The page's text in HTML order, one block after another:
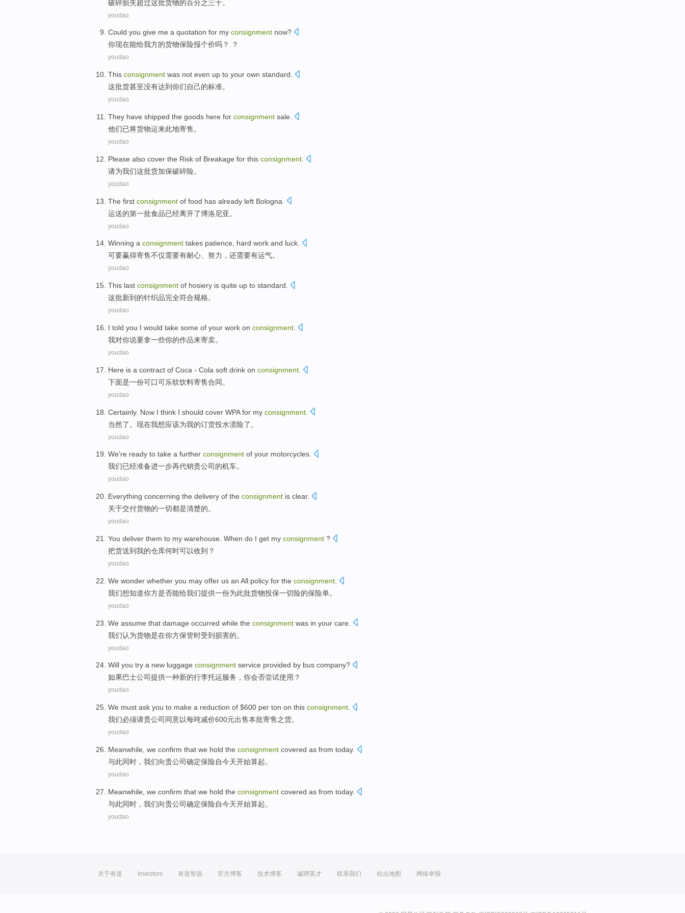
破碎损失超过这批货物的百分之三十。
youdao
Could you give me a quotation for my consignment now?
你现在能给我方的货物保险报个价吗？ ？
youdao
This consignment was not even up to your own standard
这批货甚至没有达到你们自己的标准。
youdao
They have shipped the goods here for consignment sale
他们已将货物运来此地寄售。
youdao
Please also cover the Risk of Breakage for this consignment
请为我们这批货加保破碎险。
youdao
The first consignment of food has already left Bologna
运送的第一批食品已经离开了博洛尼亚。
youdao
Winning a consignment takes patience, hard work and luck.
可要赢得寄售不仅需要有耐心、 努力 ，还需要有运气。
youdao
This last consignment of hosiery is quite up to standard
这批新到 的针织品完全符合规格。
youdao
I told you I would take some of your work on consignment
我对你说要拿一些你的作品来寄卖。
youdao
Here is a contract of Coca - Cola soft drink on consignment
下面是一份可口可乐软饮料寄售合同。
youdao
Certainly. Now I think I should cover WPA for my consignment
当然了。 现在我想应该为我的订货投水渍险了。
youdao
We're ready to take a further consignment of your motorcycles.
我们已经准备进一步再代销贵公司 的机车。
youdao
Everything concerning the delivery of the consignment is clear.
关于交付货物的一切都是清楚的。
youdao
You deliver them to my warehouse . When do I get my consignment ?
把货送到我的仓库何时可以收到 ？
youdao
We wonder whether you may offer us an All policy for the consignment
我们想知道你方是否能给我们提供一份为此批货物投保一切险的保险单。
youdao
We assume that damage occurred while the consignment was in your care
我们认为货物是在你方保管时受到损害的。
youdao
Will you try a new luggage consignment service provided by bus company?
如果巴士公司提供一种新的行李托运服务 ， 你会否尝试使用 ？
youdao
We must ask you to make a reduction of $600 per ton on this consignment
我们必须请贵公司同意以每吨减价600元出售本批寄售之货。
youdao
Meanwhile we confirm that we hold the consignment covered as from today.
与此同时 ， 我们向贵公司确定保险自今天开始算起。
youdao
Meanwhile we confirm that we hold the consignment covered as from today.
与此同时 ， 我们向贵公司确定保险自今天开始算起。
youdao
关于有道 Investors 有道智选 官方博客 技术博客 诚聘英才 联系我们 站点地图 网络举报